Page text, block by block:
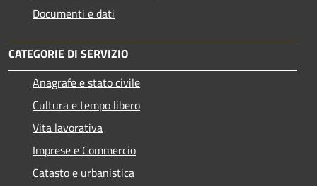
Documenti e dati
CATEGORIE DI SERVIZIO
Anagrafe e stato civile
Cultura e tempo libero
Vita lavorativa
Imprese e Commercio
Catasto e urbanistica